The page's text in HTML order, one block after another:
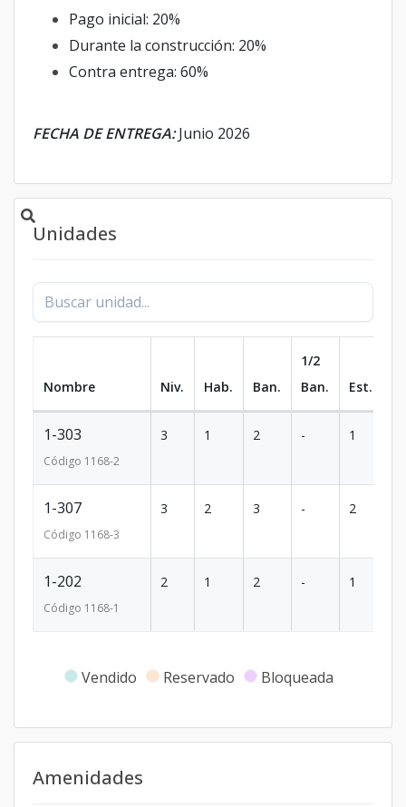
Pago inicial: 20%
Durante la construcción: 20%
Contra entrega: 60%
FECHA DE ENTREGA: Junio 2026
Unidades
Nombre Niv. Hab. Ban.
1/2
Ban.
Est.
1-303
Código 1168-2
3 1 2 - 1
1-307
Código 1168-3
3 2 3 - 2
1-202
Código 1168-1
2 1 2 - 1
Vendido Reservado Bloqueada
Amenidades